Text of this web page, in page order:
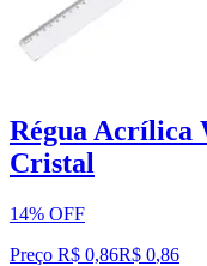
Régua Acrílica
Cristal
14% OFF
Preço R$ 0,86R$ 0,86